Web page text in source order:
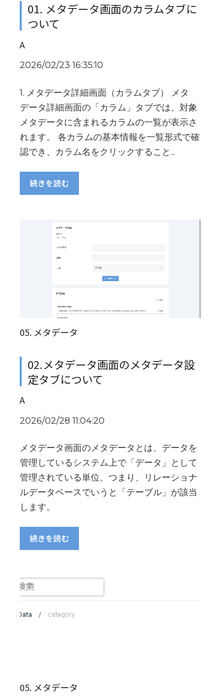
01. メタデータ画面のカラムタブに
ついて
A
2026/02/23 16:35:10
1. メタデータ詳細画面（カラムタブ） メタ
データ詳細画面の「カラム」タブでは、対象
メタデータに含まれるカラムの一覧が表示さ
れます。 各カラムの基本情報を一覧形式で確
認でき、カラム名をクリックすること...
続きを読む
05. メタデータ
02.メタデータ画面のメタデータ設
定タブについて
A
2026/02/28 11:04:20
メタデータ画面のメタデータとは、データを
管理しているシステム上で「データ」として
管理されている単位、つまり、リレーショナ
ルデータベースでいうと「テーブル」が該当
します。
続きを読む
05. メタデータ